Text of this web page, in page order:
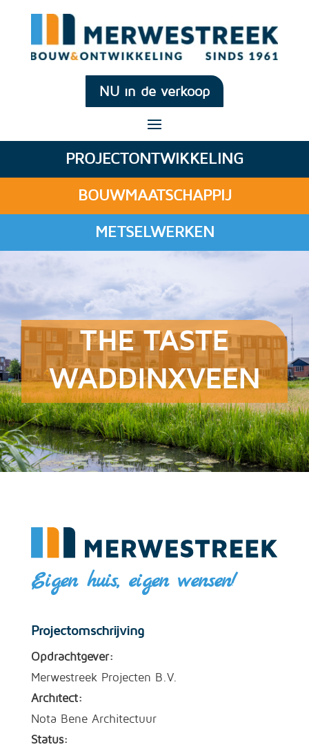
NU in de verkoop
PROJECTONTWIKKELING
BOUWMAATSCHAPPIJ
METSELWERKEN
THE TASTE
WADDINXVEEN
Eigen huis, eigen wensen!
Projectomschrijving
Opdrachtgever:
Merwestreek Projecten B.V.
Architect:
Nota Bene Architectuur
Status: